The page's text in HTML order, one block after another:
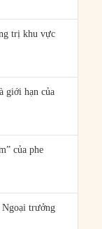
trị khu vực
giới hạn của
của phe
Ngoại trưởng